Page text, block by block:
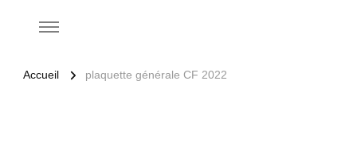
Accueil plaquette générale CF 2022